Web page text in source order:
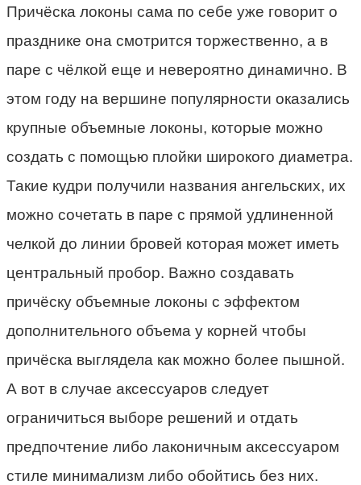
Причёска локоны сама по себе уже говорит о
празднике она смотрится торжественно, а в
паре с чёлкой еще и невероятно динамично. В
этом году на вершине популярности оказались
крупные объемные локоны, которые можно
создать с помощью плойки широкого диаметра.
Такие кудри получили названия ангельских, их
можно сочетать в паре с прямой удлиненной
челкой до линии бровей которая может иметь
центральный пробор. Важно создавать
причёску объемные локоны с эффектом
дополнительного объема у корней чтобы
причёска выглядела как можно более пышной.
А вот в случае аксессуаров следует
ограничиться выборе решений и отдать
предпочтение либо лаконичным аксессуаром
стиле минимализм либо обойтись без них.